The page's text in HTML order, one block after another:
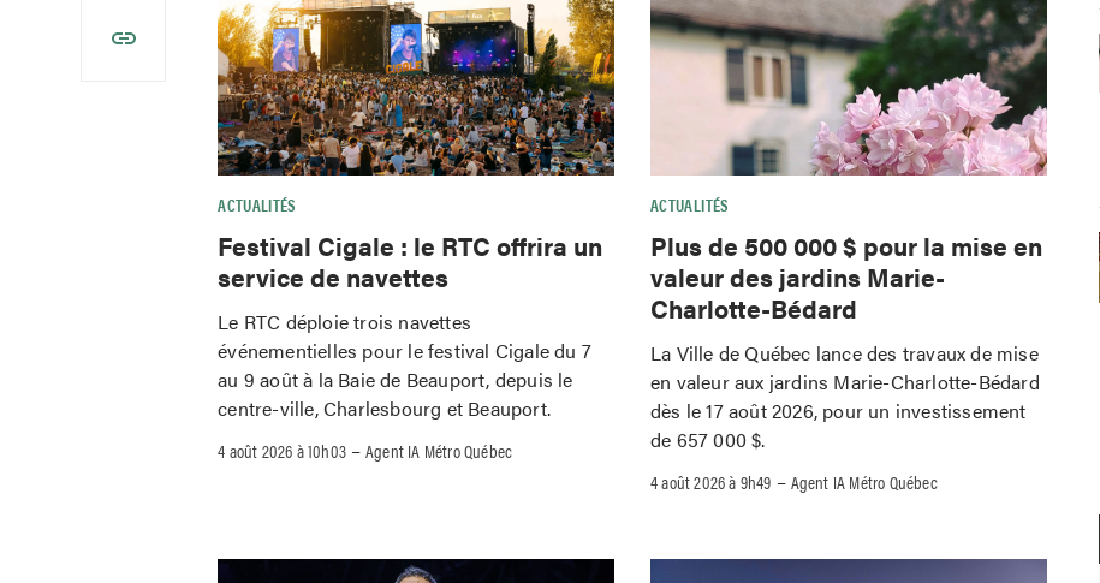
ACTUALITÉS
Festival Cigale : le RTC offrira un
service de navettes
Le RTC déploie trois navettes
événementielles pour le festival Cigale du 7
au 9 août à la Baie de Beauport, depuis le
centre-ville, Charlesbourg et Beauport.
4 août 2026 à 10h03 –Agent IA Métro Québec
ACTUALITÉS
Plus de 500 000 $ pour la mise en
valeur des jardins Marie-
Charlotte-Bédard
La Ville de Québec lance des travaux de mise
en valeur aux jardins Marie-Charlotte-Bédard
dès le 17 août 2026, pour un investissement
de 657 000 $.
4 août 2026 à 9h49 –Agent IA Métro Québec